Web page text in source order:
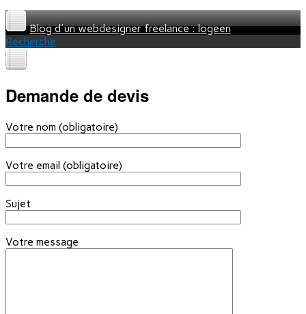
Blog d'un webdesigner freelance : logeen
Recherche
Demande de devis
Votre nom (obligatoire)
Votre email (obligatoire)
Sujet
Votre message